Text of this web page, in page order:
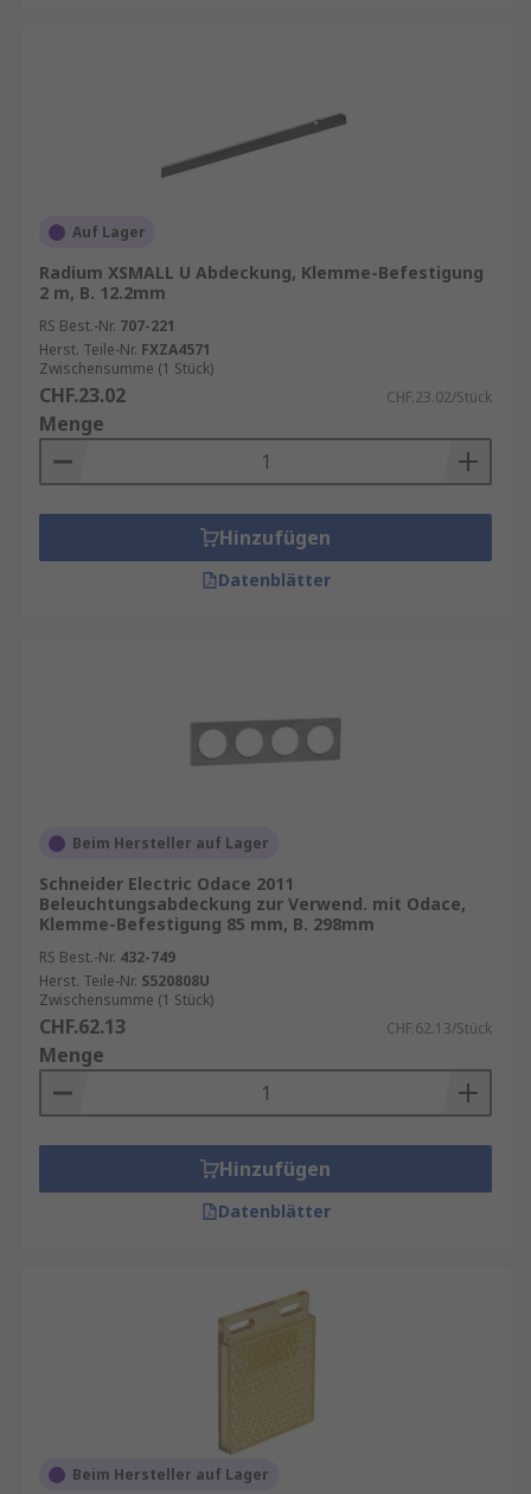
Auf Lager
Radium XSMALL U Abdeckung, Klemme-Befestigung
2 m, B. 12.2mm
RS Best.-Nr. 707-221
Herst. Teile-Nr. FXZA4571
Zwischensumme (1 Stück)
CHF.23.02 CHF.23.02/Stück
Menge
Hinzufügen
Datenblätter
Beim Hersteller auf Lager
Schneider Electric Odace 2011
Beleuchtungsabdeckung zur Verwend. mit Odace,
Klemme-Befestigung 85 mm, B. 298mm
RS Best.-Nr. 432-749
Herst. Teile-Nr. S520808U
Zwischensumme (1 Stück)
CHF.62.13 CHF.62.13/Stück
Menge
Hinzufügen
Datenblätter
Beim Hersteller auf Lager